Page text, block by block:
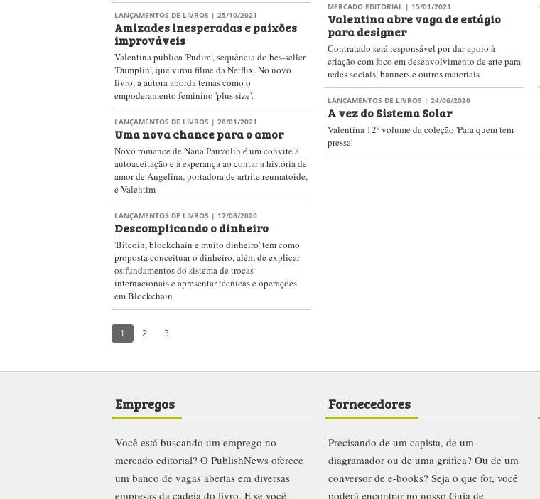
LANÇAMENTOS DE LIVROS | 25/10/2021
Amizades inesperadas e paixões
improváveis
Valentina publica 'Pudim', sequência do bes-seller
'Dumplin', que virou filme da Netflix. No novo
livro, a autora aborda temas como o
empoderamento feminino 'plus size'.
LANÇAMENTOS DE LIVROS | 28/01/2021
Uma nova chance para o amor
Novo romance de Nana Pauvolih é um convite à
autoaceitação e à esperança ao contar a história de
amor de Angelina, portadora de artrite reumatoide,
e Valentim
LANÇAMENTOS DE LIVROS | 17/08/2020
Descomplicando o dinheiro
'Bitcoin, blockchain e muito dinheiro' tem como
proposta conceituar o dinheiro, além de explicar
os fundamentos do sistema de trocas
internacionais e apresentar técnicas e operações
em Blockchain
MERCADO EDITORIAL | 15/01/2021
Valentina abre vaga de estágio
para designer
Contratado será responsável por dar apoio à
criação com foco em desenvolvimento de arte para
redes sociais, banners e outros materiais
LANÇAMENTOS DE LIVROS | 24/06/2020
A vez do Sistema Solar
Valentina 12º volume da coleção 'Para quem tem
pressa'
1 2 3
Empregos
Você está buscando um emprego no
mercado editorial? O PublishNews oferece
um banco de vagas abertas em diversas
empresas da cadeia do livro. E se você
Fornecedores
Precisando de um capista, de um
diagramador ou de uma gráfica? Ou de um
conversor de e-books? Seja o que for, você
poderá encontrar no nosso Guia de